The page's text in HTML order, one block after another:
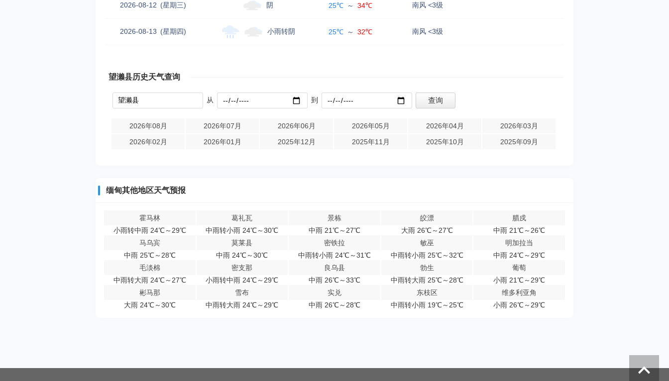
2026-08-12 (星期三) 阴 25℃ ～ 34℃ 南风 <3级
2026-08-13 (星期四) 小雨转阴 25℃ ～ 32℃ 南风 <3级
望濑县历史天气查询
从 到
2026年08月 2026年07月 2026年06月 2026年05月 2026年04月
2026年03月
2026年02月
2026年01月 2025年12月 2025年11月 2025年10月 2025年09月
缅甸其他地区天气预报
霍马林
小雨转中雨 24℃～29℃
葛礼瓦
中雨转小雨 24℃～30℃
景栋
中雨 21℃～27℃
皎漂
大雨 26℃～27℃
腊戍
中雨 21℃～26℃
马乌宾
中雨 25℃～28℃
莫莱县
中雨 24℃～30℃
密铁拉
中雨转小雨 24℃～31℃
敏巫
中雨转小雨 25℃～32℃
明加拉当
中雨 24℃～29℃
毛淡棉
中雨转大雨 24℃～27℃
密支那
小雨转中雨 24℃～29℃
良乌县
中雨 26℃～33℃
勃生
中雨转大雨 25℃～28℃
葡萄
小雨 21℃～29℃
彬马那
大雨 24℃～30℃
雪布
中雨转大雨 24℃～29℃
实兑
中雨 26℃～28℃
东枝区
中雨转小雨 19℃～25℃
维多利亚角
小雨 26℃～29℃